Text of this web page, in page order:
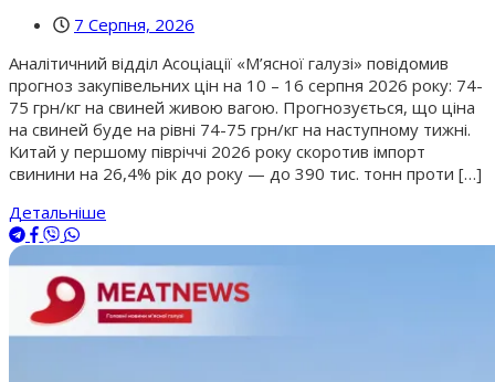
7 Серпня, 2026
Аналітичний відділ Асоціації «М’ясної галузі» повідомив
прогноз закупівельних цін на 10 – 16 серпня 2026 року: 74-
75 грн/кг на свиней живою вагою. Прогнозується, що ціна
на свиней буде на рівні 74-75 грн/кг на наступному тижні.
Китай у першому півріччі 2026 року скоротив імпорт
свинини на 26,4% рік до року — до 390 тис. тонн проти […]
Детальніше